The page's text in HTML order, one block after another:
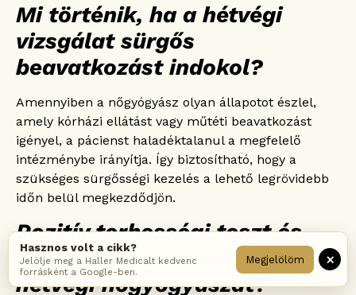
Mi történik, ha a hétvégi
vizsgálat sürgős
beavatkozást indokol?
Amennyiben a nőgyógyász olyan állapotot észlel,
amely kórházi ellátást vagy műtéti beavatkozást
igényel, a pácienst haladéktalanul a megfelelő
intézménybe irányítja. Így biztosítható, hogy a
szükséges sürgősségi kezelés a lehető legrövidebb
időn belül megkezdődjön.
Pozitív terhességi teszt és
vérzés esetén elegendő a
hétvégi nőgyógyászat?
×
Hasznos volt a cikk?
Jelölje meg a Haller Medicalt kedvenc
forrásként a Google-ben.
Megjelölöm